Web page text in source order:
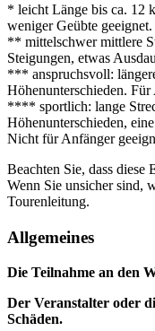
* leicht Länge bis ca. 12
weniger Geübte geeignet.
** mittelschwer mittlere
Steigungen, etwas
*** anspruchsvoll:
Höhenunterschieden.
**** sportlich: lange
Höhenunterschieden,
Nicht für Anfänger
Beachten Sie, dass diese
Wenn Sie unsicher sind,
Tourenleitung.
Allgemeines
Die Teilnahme an den
Der Veranstalter oder
Schäden.